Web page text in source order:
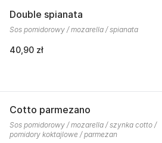
Double spianata
Sos pomidorowy / mozarella / spianata
40,90 zł
Cotto parmezano
Sos pomidorowy / mozarella / szynka cotto /
pomidory koktajlowe / parmezan